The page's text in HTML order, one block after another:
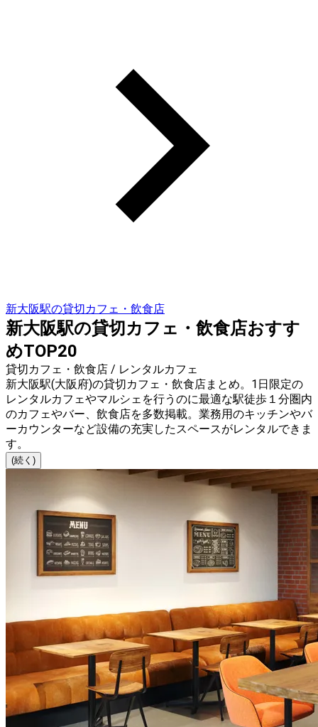
新大阪駅の貸切カフェ・飲食店
新大阪駅の貸切カフェ・飲食店おすす
めTOP20
貸切カフェ・飲食店 / レンタルカフェ
新大阪駅(大阪府)の貸切カフェ・飲食店まとめ。1日限定の
レンタルカフェやマルシェを行うのに最適な駅徒歩１分圏内
のカフェやバー、飲食店を多数掲載。業務用のキッチンやバ
ーカウンターなど設備の充実したスペースがレンタルできま
す。
(続く)